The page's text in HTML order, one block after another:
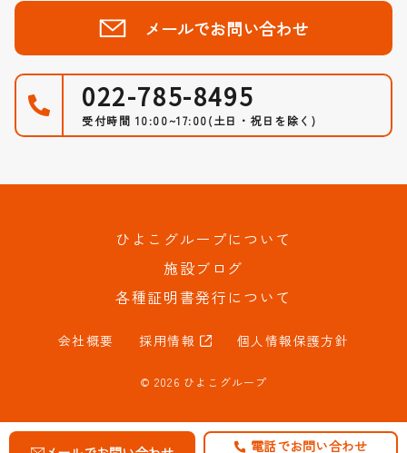
メールでお問い合わせ
022-785-8495
受付時間 10:00~17:00(土日・祝日を除く)
ひよこグループについて
施設ブログ
各種証明書発行について
会社概要 採用情報 個人情報保護方針
© 2026 ひよこグループ
電話でお問い合わせ